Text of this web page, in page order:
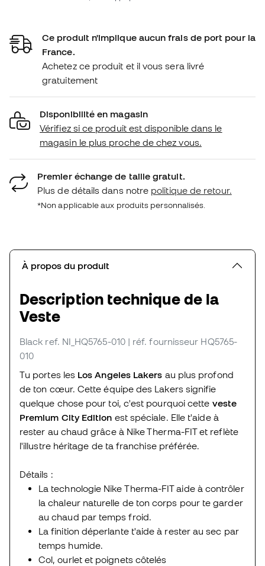
Ce produit n'implique aucun frais de port pour la
France.
Achetez ce produit et il vous sera livré
gratuitement
Disponibilité en magasin
Vérifiez si ce produit est disponible dans le
magasin le plus proche de chez vous.
Premier échange de taille gratuit.
Plus de détails dans notre politique de retour.
*Non applicable aux produits personnalisés.
À propos du produit
Description technique de la
Veste
Black ref. NI_HQ5765-010 | réf. fournisseur HQ5765-
010
Tu portes les Los Angeles Lakers au plus profond
de ton cœur. Cette équipe des Lakers signifie
quelque chose pour toi, c'est pourquoi cette veste
Premium City Edition est spéciale. Elle t'aide à
rester au chaud grâce à Nike Therma-FIT et reflète
l'illustre héritage de ta franchise préférée.
Détails :
La technologie Nike Therma-FIT aide à contrôler
la chaleur naturelle de ton corps pour te garder
au chaud par temps froid.
La finition déperlante t'aide à rester au sec par
temps humide.
Col, ourlet et poignets côtelés